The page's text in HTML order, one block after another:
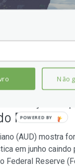
se
inflação
Fed
(AUD) mostra
em junho caindo
Federal Reserve
Não